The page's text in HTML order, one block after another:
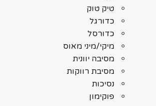
טיק טוק
כדורגל
כדורסל
מיקי/מיני מאוס
מסיבה יוונית
מסיבת רווקות
נסיכות
פוקימון